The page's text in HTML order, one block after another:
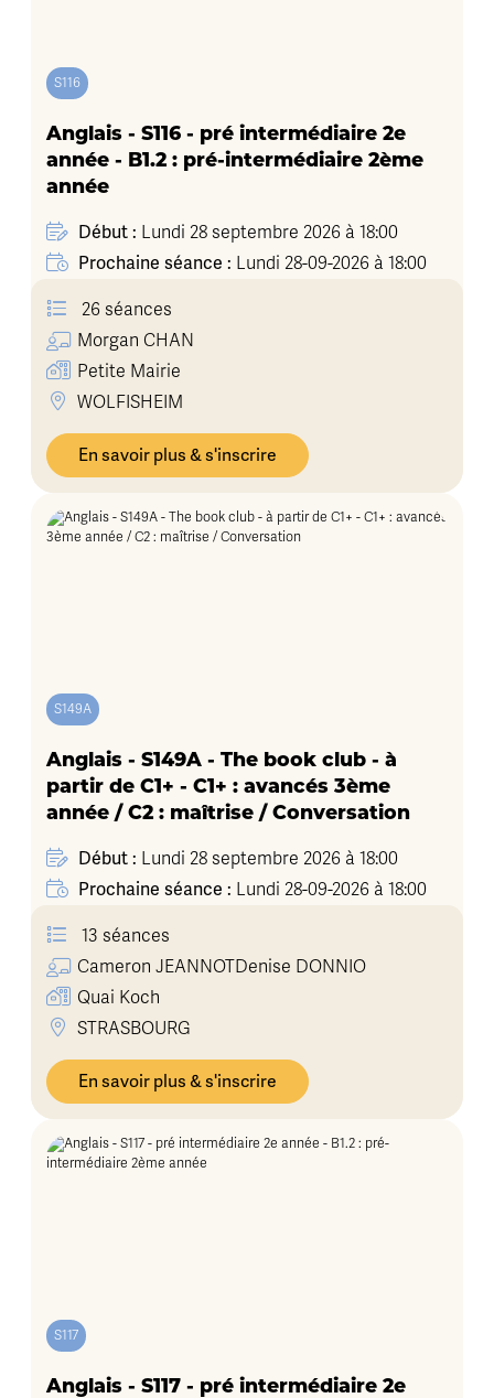
S116
Anglais - S116 - pré intermédiaire 2e
année - B1.2 : pré-intermédiaire 2ème
année
Début : Lundi 28 septembre 2026 à 18:00
Prochaine séance : Lundi 28-09-2026 à 18:00
26 séances
Morgan CHAN
Petite Mairie
WOLFISHEIM
En savoir plus & s'inscrire
S149A
Anglais - S149A - The book club - à
partir de C1+ - C1+ : avancés 3ème
année / C2 : maîtrise / Conversation
Début : Lundi 28 septembre 2026 à 18:00
Prochaine séance : Lundi 28-09-2026 à 18:00
13 séances
Cameron JEANNOTDenise DONNIO
Quai Koch
STRASBOURG
En savoir plus & s'inscrire
S117
Anglais - S117 - pré intermédiaire 2e